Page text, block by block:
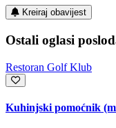
Kreiraj obavijest
Ostali oglasi
Restoran Golf Klub
Kuhinjski pomoćnik